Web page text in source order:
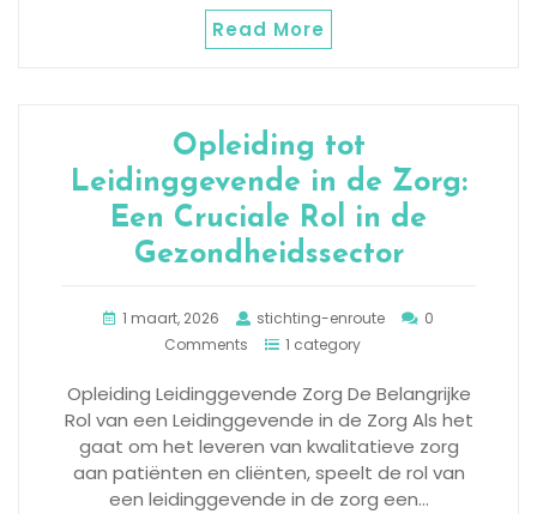
Read More
Opleiding tot
Leidinggevende in de Zorg:
Een Cruciale Rol in de
Gezondheidssector
1 maart, 2026 stichting-enroute
0
Comments
1 category
Opleiding Leidinggevende Zorg De Belangrijke
Rol van een Leidinggevende in de Zorg Als het
gaat om het leveren van kwalitatieve zorg
aan patiënten en cliënten, speelt de rol van
een leidinggevende in de zorg een…